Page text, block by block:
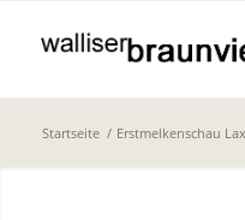
Startseite / Erstmelkenschau